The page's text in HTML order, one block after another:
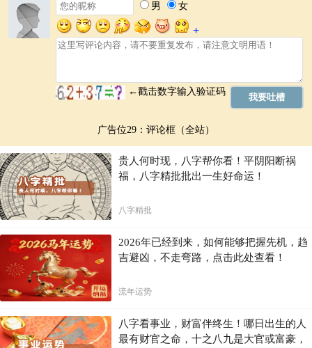
广告位29：评论框（全站）
贵人何时现，八字帮你看！平阴阳断祸
福，八字精批批出一生好命运！
八字精批
2026年已经到来，如何能够把握先机，趋
吉避凶，不走弯路，点击此处查看！
流年运势
八字看事业，财富伴终生！哪日出生的人
最有财官之命，十之八九是大官或富豪，